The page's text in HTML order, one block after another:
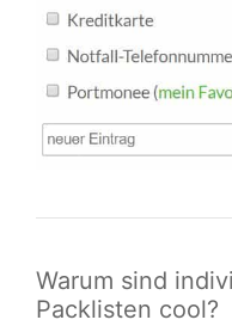
Warum sind
Packlisten cool?